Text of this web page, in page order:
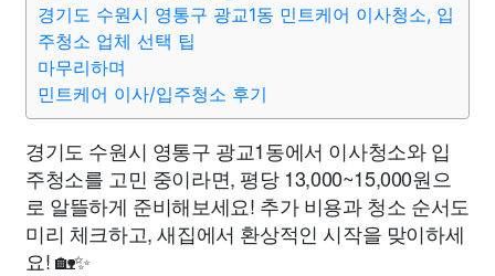
경기도 수원시 영통구 광교1동 민트케어 이사청소, 입
주청소 업체 선택 팁
마무리하며
민트케어 이사/입주청소 후기
경기도 수원시 영통구 광교1동에서 이사청소와 입
주청소를 고민 중이라면, 평당 13,000~15,000원으
로 알뜰하게 준비해보세요! 추가 비용과 청소 순서도
미리 체크하고, 새집에서 환상적인 시작을 맞이하세
요! 🏡✨